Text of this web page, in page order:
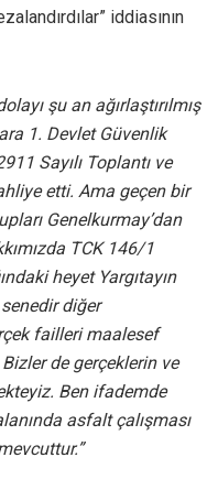
iddiasının
şu an ağırlaştırılmış
1. Devlet Güvenlik
Sayılı Toplantı ve
etti. Ama geçen bir
Genelkurmay’dan
TCK 146/1
heyet Yargıtayın
diğer
failleri maalesef
de gerçeklerin ve
Ben ifademde
asfalt çalışması